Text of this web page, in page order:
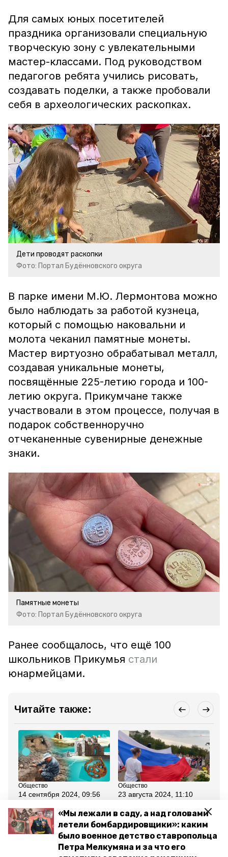
«Мы лежали в саду, а над головами
летели бомбардировщики»: каким
было военное детство ставропольца
Петра Мелкумяна и за что его
Для самых юных посетителей
праздника организовали специальную
творческую зону с увлекательными
мастер-классами. Под руководством
педагогов ребята учились рисовать,
создавать поделки, а также пробовали
себя в археологических раскопках.
Дети проводят раскопки
Фото: Портал Будённовского округа
В парке имени М.Ю. Лермонтова можно
было наблюдать за работой кузнеца,
который с помощью наковальни и
молота чеканил памятные монеты.
Мастер виртуозно обрабатывал металл,
создавая уникальные монеты,
посвящённые 225-летию города и 100-
летию округа. Прикумчане также
участвовали в этом процессе, получая в
подарок собственноручно
отчеканенные сувенирные денежные
знаки.
Памятные монеты
Фото: Портал Будённовского округа
Ранее сообщалось, что ещё 100
школьников Прикумья стали
юнармейцами.
Читайте также:
Общество
14 сентября 2024, 09:56
дороги и дракон: Какие
останки древнего
Маджара нашли под
землёй Будённовска?
Общество
23 августа 2024, 11:10
мастер-классы: в
Будённовске отметили
День Государственного
флага РФ